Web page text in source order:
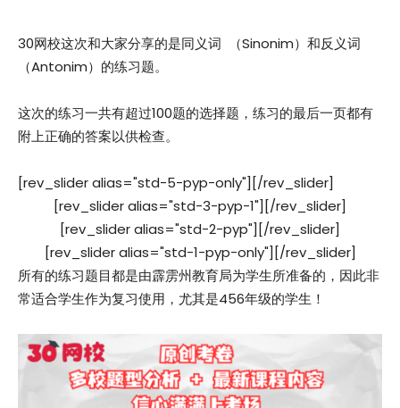
30网校这次和大家分享的是同义词 （Sinonim）和反义词
（Antonim）的练习题。
这次的练习一共有超过100题的选择题，练习的最后一页都有
附上正确的答案以供检查。
[rev_slider alias="std-5-pyp-only"][/rev_slider]
[rev_slider alias="std-3-pyp-1"][/rev_slider]
[rev_slider alias="std-2-pyp"][/rev_slider]
[rev_slider alias="std-1-pyp-only"][/rev_slider]
所有的练习题目都是由霹雳州教育局为学生所准备的，因此非
常适合学生作为复习使用，尤其是456年级的学生！